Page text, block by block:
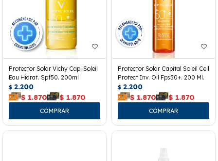
Protector Solar Vichy Cap. Soleil
Eau Hidrat. Spf50. 200ml
$ 2.200
$ 1.870 $ 1.870
Protector Solar Capital Soleil Cell
Protect Inv. Oil Fps50+. 200 Ml.
$ 2.200
$ 1.870 $ 1.870